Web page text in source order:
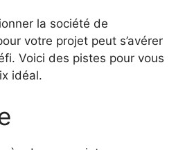
la société de
votre projet peut s’avérer
Voici des pistes pour vous
idéal.